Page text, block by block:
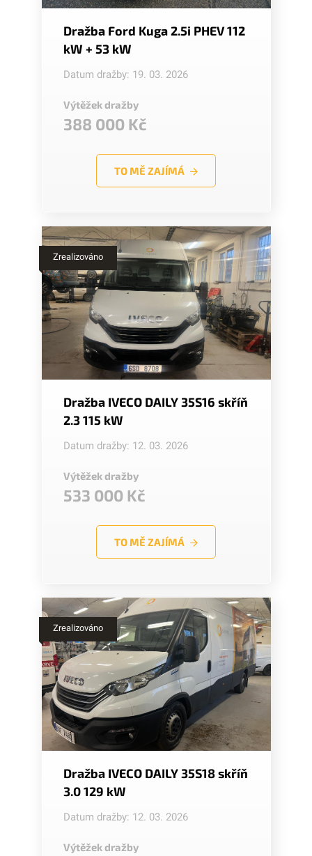
Dražba Ford Kuga 2.5i PHEV 112
kW + 53 kW
Datum dražby: 19. 03. 2026
Výtěžek dražby
388 000 Kč
TO MĚ ZAJÍMÁ
Zrealizováno
Dražba IVECO DAILY 35S16 skříň
2.3 115 kW
Datum dražby: 12. 03. 2026
Výtěžek dražby
533 000 Kč
TO MĚ ZAJÍMÁ
Zrealizováno
Dražba IVECO DAILY 35S18 skříň
3.0 129 kW
Datum dražby: 12. 03. 2026
Výtěžek dražby